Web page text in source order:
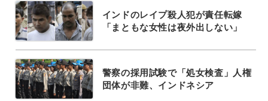
インドのレイプ殺人犯が責任転嫁
「まともな女性は夜外出しない」
警察の採用試験で「処女検査」人権
団体が非難、インドネシア